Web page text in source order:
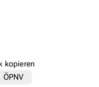
kopieren
ÖPNV